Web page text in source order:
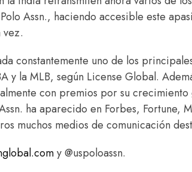
Assn., haciendo accesible este
constantemente uno de los
y la MLB, según License Global.
con premios por su
ha aparecido en Forbes, Fortune,
muchos medios de comunicación
y @uspoloassn.